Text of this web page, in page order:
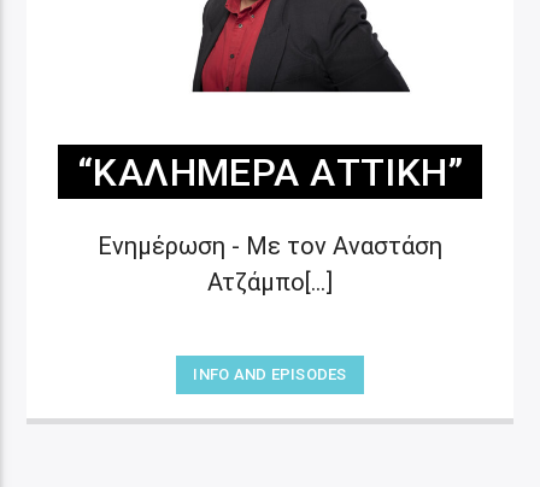
“ΚΑΛΗΜΈΡΑ ΑΤΤΙΚΉ”
Ενημέρωση - Με τον Αναστάση
Ατζάμπο[...]
INFO AND EPISODES